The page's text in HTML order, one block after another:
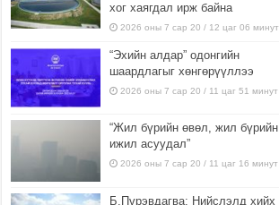
хог хаягдал ирж байна
2026 оны 7 сар 20 / 12 цаг 06 минут
“Эхийн алдар” одонгийн
шаардлагыг хөнгөрүүллээ
2026 оны 7 сар 20 / 11 цаг 51 минут
“Жил бүрийн өвөл, жил бүрийн
ижил асуудал”
2026 оны 7 сар 20 / 11 цаг 16 минут
Б.Пүрэвдагва: Нийслэлд хийх